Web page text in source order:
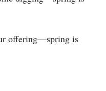
offering—spring is